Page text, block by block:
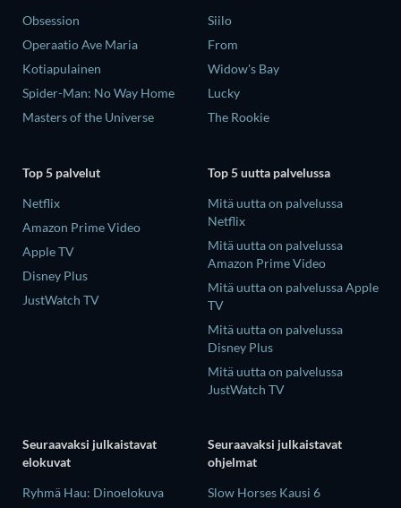
Obsession
Operaatio Ave Maria
Kotiapulainen
Spider-Man: No Way Home
Masters of the Universe
Siilo
From
Widow's Bay
Lucky
The Rookie
Top 5 palvelut
Netflix
Amazon Prime Video
Apple TV
Disney Plus
JustWatch TV
Top 5 uutta palvelussa
Mitä uutta on palvelussa
Netflix
Mitä uutta on palvelussa
Amazon Prime Video
Mitä uutta on palvelussa Apple
TV
Mitä uutta on palvelussa
Disney Plus
Mitä uutta on palvelussa
JustWatch TV
Seuraavaksi julkaistavat
elokuvat
Ryhmä Hau: Dinoelokuva
Seuraavaksi julkaistavat
ohjelmat
Slow Horses Kausi 6